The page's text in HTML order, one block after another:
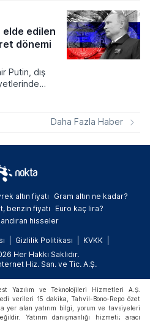
krizinin
belirtti
tepki veren
edilen
dönemi
Putin, dış
veren
Daha Fazla Haber
altın fiyatı
Gram altın ne kadar?
benzin fiyatı
Euro kaç lira?
hisseler
Gizlilik Politikası
KVKK
Her Hakkı Saklıdır.
Hiz. San. ve Tic. A.Ş.
Yazılım ve Teknolojileri Hizmetleri A.Ş.
verileri 15 dakika, Tahvil-Bono-Repo özet
yer alan yatırım bilgi, yorum ve tavsiyeleri
Yatırım danışmanlığı hizmeti; aracı